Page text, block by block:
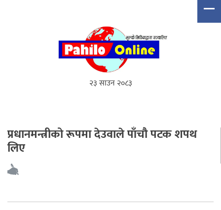
२३ साउन २०८३
प्रधानमन्त्रीको रूपमा देउवाले पाँचौ पटक शपथ
लिए